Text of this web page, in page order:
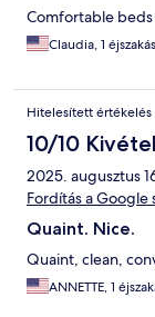
Comfortable
Claudia, 1
Hitelesített értékelés
10/10
2025. augusztus
Fordítás a
Quaint. Nice.
Quaint, clean,
ANNETTE, 1